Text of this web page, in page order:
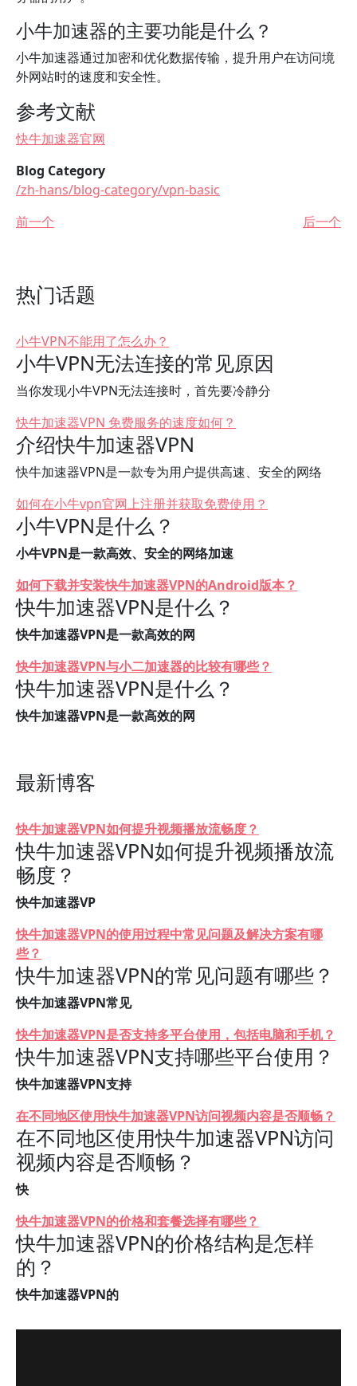
小牛加速器的主要功能是什么？
小牛加速器通过加密和优化数据传输，提升用户在访问境
外网站时的速度和安全性。
参考文献
快牛加速器官网
Blog Category
/zh-hans/blog-category/vpn-basic
前一个
后一个
热门话题
小牛VPN不能用了怎么办？
小牛VPN无法连接的常见原因
当你发现小牛VPN无法连接时，首先要冷静分
快牛加速器VPN 免费服务的速度如何？
介绍快牛加速器VPN
快牛加速器VPN是一款专为用户提供高速、安全的网络
如何在小牛vpn官网上注册并获取免费使用？
小牛VPN是什么？
小牛VPN是一款高效、安全的网络加速
如何下载并安装快牛加速器VPN的Android版本？
快牛加速器VPN是什么？
快牛加速器VPN是一款高效的网
快牛加速器VPN与小二加速器的比较有哪些？
快牛加速器VPN是什么？
快牛加速器VPN是一款高效的网
最新博客
快牛加速器VPN如何提升视频播放流畅度？
快牛加速器VPN如何提升视频播放流
畅度？
快牛加速器VP
快牛加速器VPN的使用过程中常见问题及解决方案有哪
些？
快牛加速器VPN的常见问题有哪些？
快牛加速器VPN常见
快牛加速器VPN是否支持多平台使用，包括电脑和手机？
快牛加速器VPN支持哪些平台使用？
快牛加速器VPN支持
在不同地区使用快牛加速器VPN访问视频内容是否顺畅？
在不同地区使用快牛加速器VPN访问
视频内容是否顺畅？
快
快牛加速器VPN的价格和套餐选择有哪些？
快牛加速器VPN的价格结构是怎样
的？
快牛加速器VPN的